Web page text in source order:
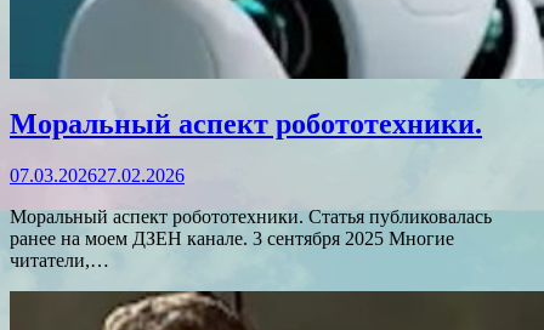
Моральный аспект робототехники.
07.03.202627.02.2026
Моральный аспект робототехники. Статья публиковалась
ранее на моем ДЗЕН канале. 3 сентября 2025 Многие
читатели,…